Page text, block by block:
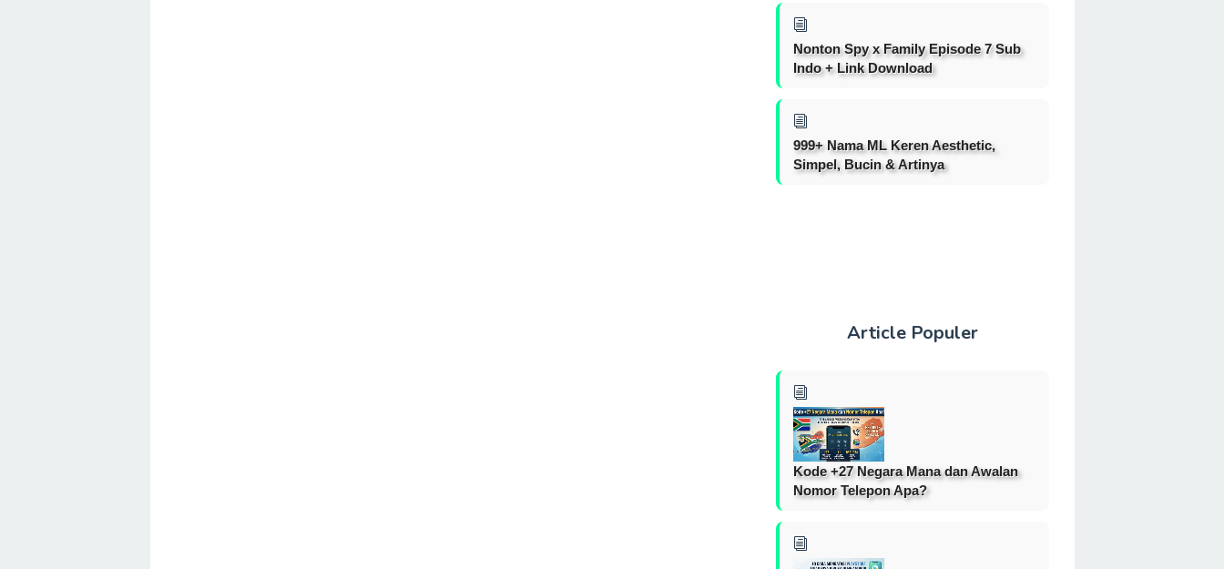
Nonton Spy x Family Episode 7 Sub
Indo + Link Download
999+ Nama ML Keren Aesthetic,
Simpel, Bucin & Artinya
Article Populer
Kode +27 Negara Mana dan Awalan
Nomor Telepon Apa?